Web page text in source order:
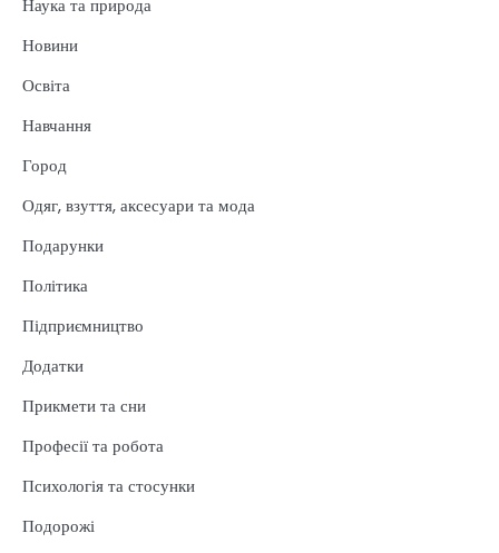
Наука та природа
Новини
Освіта
Навчання
Город
Одяг, взуття, аксесуари та мода
Подарунки
Політика
Підприємництво
Додатки
Прикмети та сни
Професії та робота
Психологія та стосунки
Подорожі